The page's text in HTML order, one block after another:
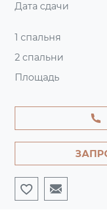
Дата сдачи
1 спальня
2 спальни
Площадь